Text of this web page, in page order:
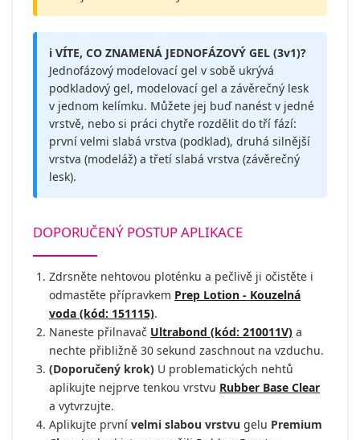
ℹ️ VÍTE, CO ZNAMENÁ JEDNOFÁZOVÝ GEL (3v1)?
Jednofázový modelovací gel v sobě ukrývá
podkladový gel, modelovací gel a závěrečný lesk
v jednom kelímku. Můžete jej buď nanést v jedné
vrstvě, nebo si práci chytře rozdělit do tří fází:
první velmi slabá vrstva (podklad), druhá silnější
vrstva (modeláž) a třetí slabá vrstva (závěrečný
lesk).
DOPORUČENÝ POSTUP APLIKACE
Zdrsněte nehtovou ploténku a pečlivě ji očistěte i
odmastěte přípravkem Prep Lotion - Kouzelná
voda (kód: 151115).
Naneste přilnavač Ultrabond (kód: 210011V) a
nechte přibližně 30 sekund zaschnout na vzduchu.
(Doporučený krok) U problematických nehtů
aplikujte nejprve tenkou vrstvu Rubber Base Clear
a vytvrzujte.
Aplikujte první velmi slabou vrstvu gelu Premium